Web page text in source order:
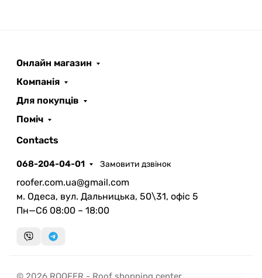
Онлайн магазин
Компанія
Для покупців
Поміч
Contacts
068-204-04-01 Замовити дзвінок
roofer.com.ua@gmail.com
м. Одеса, вул. Дальницька, 50\31, офіс 5
Пн—Сб 08:00 – 18:00
AI помічник
Запланувати дзвінок
Швидка консультація